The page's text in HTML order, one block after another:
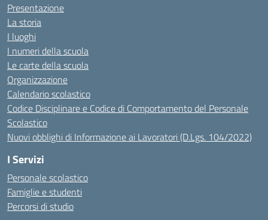
Presentazione
La storia
I luoghi
I numeri della scuola
Le carte della scuola
Organizzazione
Calendario scolastico
Codice Disciplinare e Codice di Comportamento del Personale
Scolastico
Nuovi obblighi di Informazione ai Lavoratori (D.Lgs. 104/2022)
I Servizi
Personale scolastico
Famiglie e studenti
Percorsi di studio